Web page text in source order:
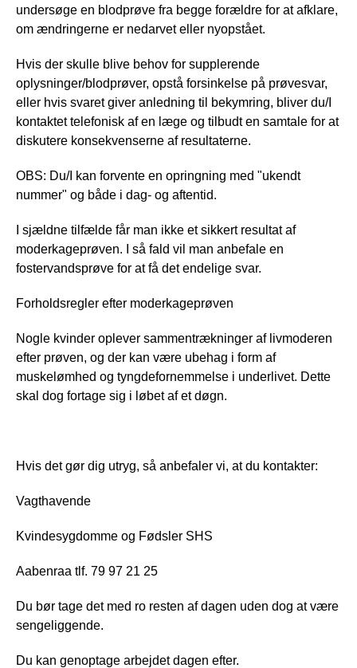
undersøge en blodprøve fra begge forældre for at afklare,
om ændringerne er nedarvet eller nyopstået.
Hvis der skulle blive behov for supplerende
oplysninger/blodprøver, opstå forsinkelse på prøvesvar,
eller hvis svaret giver anledning til bekymring, bliver du/I
kontaktet telefonisk af en læge og tilbudt en samtale for at
diskutere konsekvenserne af resultaterne.
OBS: Du/I kan forvente en opringning med "ukendt
nummer" og både i dag- og aftentid.
I sjældne tilfælde får man ikke et sikkert resultat af
moderkageprøven. I så fald vil man anbefale en
fostervandsprøve for at få det endelige svar.
Forholdsregler efter moderkageprøven
Nogle kvinder oplever sammentrækninger af livmoderen
efter prøven, og der kan være ubehag i form af
muskelømhed og tyngdefornemmelse i underlivet. Dette
skal dog fortage sig i løbet af et døgn.
Hvis det gør dig utryg, så anbefaler vi, at du kontakter:
Vagthavende
Kvindesygdomme og Fødsler SHS
Aabenraa tlf. 79 97 21 25
Du bør tage det med ro resten af dagen uden dog at være
sengeliggende.
Du kan genoptage arbejdet dagen efter.